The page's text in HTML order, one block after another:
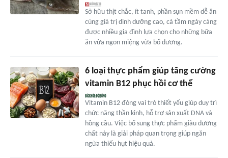
Sở hữu thịt chắc, ít tanh, phần sụn mềm dễ ăn
cùng giá trị dinh dưỡng cao, cá tầm ngày càng
được nhiều gia đình lựa chọn cho những bữa
ăn vừa ngon miệng vừa bổ dưỡng.
6 loại thực phẩm giúp tăng cường
vitamin B12 phục hồi cơ thể
Vitamin B12 đóng vai trò thiết yếu giúp duy trì
chức năng thần kinh, hỗ trợ sản xuất DNA và
hồng cầu. Việc bổ sung thực phẩm giàu dưỡng
chất này là giải pháp quan trọng giúp ngăn
ngừa thiếu hụt hiệu quả.